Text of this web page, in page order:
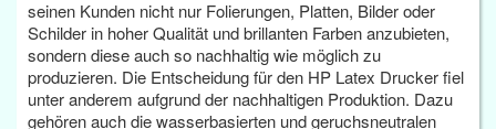
seinen Kunden nicht nur Folierungen, Platten, Bilder oder
Schilder in hoher Qualität und brillanten Farben anzubieten,
sondern diese auch so nachhaltig wie möglich zu
produzieren. Die Entscheidung für den HP Latex Drucker fiel
unter anderem aufgrund der nachhaltigen Produktion. Dazu
gehören auch die wasserbasierten und geruchsneutralen